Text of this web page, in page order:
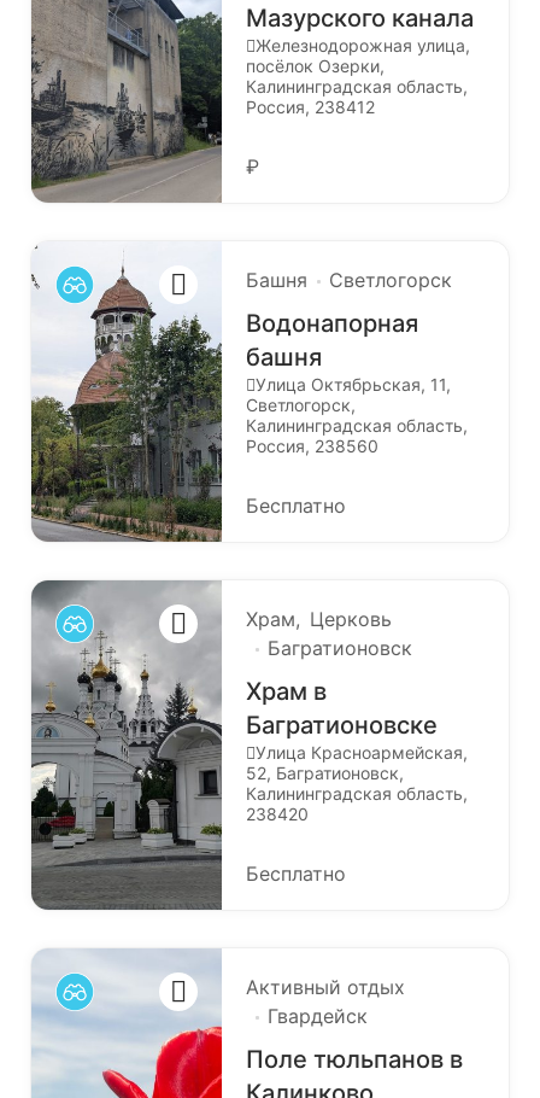
Мазурского канала
Железнодорожная улица,
посёлок Озерки,
Калининградская область,
Россия, 238412
₽
Башня Светлогорск
Водонапорная
башня
Улица Октябрьская, 11,
Светлогорск,
Калининградская область,
Россия, 238560
Бесплатно
Храм
Церковь
Багратионовск
Храм в
Багратионовске
Улица Красноармейская,
52, Багратионовск,
Калининградская область,
238420
Бесплатно
Активный отдых
Гвардейск
Поле тюльпанов в